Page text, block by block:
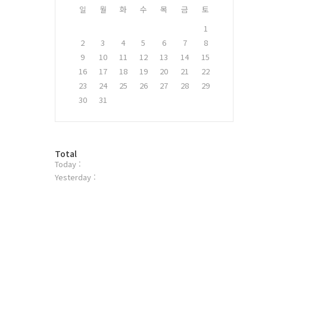
일 월 화 수 목 금
토
1
2
3 4 5 6 7
8
9
10 11 12 13 14
15
16
17 18 19 20 21
22
23
24 25 26 27 28
29
30
31
방
문
자
Total
Today :
Yesterday :